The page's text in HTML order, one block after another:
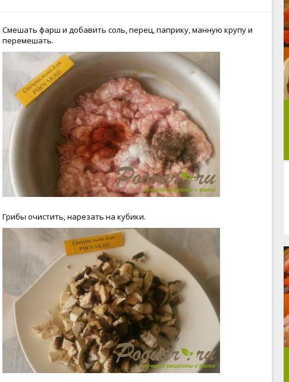
Смешать фарш и добавить соль, перец, паприку, манную крупу и
перемешать.
Грибы очистить, нарезать на кубики.